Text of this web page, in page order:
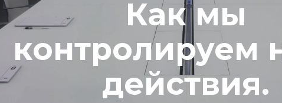
Как мы
контролируем
действия.